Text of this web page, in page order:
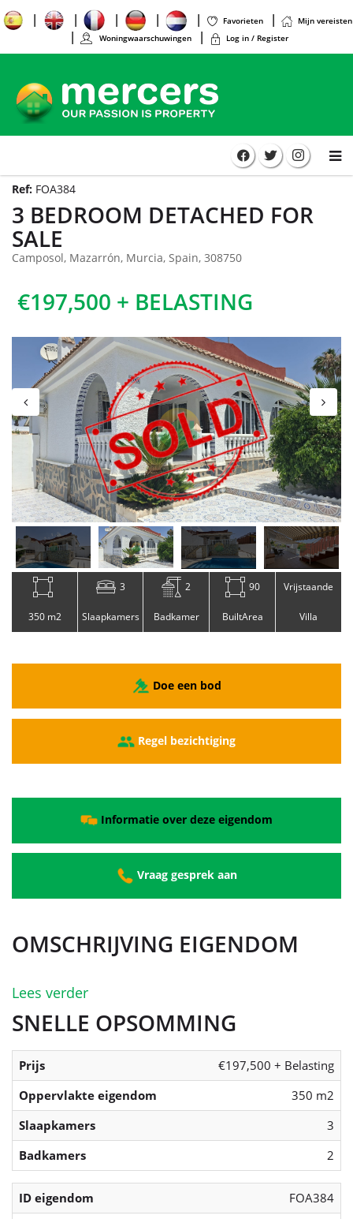
Favorieten
Mijn vereisten
Woningwaarschuwingen
Log in / Register
Ref: FOA384
3 BEDROOM DETACHED FOR
SALE
Camposol, Mazarrón, Murcia, Spain, 308750
€197,500 + BELASTING
350 m2
3
Slaapkamers
2
Badkamer
90
BuiltArea
Vrijstaande
Villa
Doe een bod
Regel bezichtiging
Informatie over deze eigendom
Vraag gesprek aan
OMSCHRIJVING EIGENDOM
Lees verder
SNELLE OPSOMMING
Prijs
€197,500 + Belasting
Oppervlakte eigendom
350 m2
Slaapkamers
3
Badkamers
2
ID eigendom
FOA384